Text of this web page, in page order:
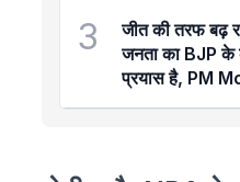
3
जीत की तरफ बढ़
जनता का BJP के
प्रयास है, PM